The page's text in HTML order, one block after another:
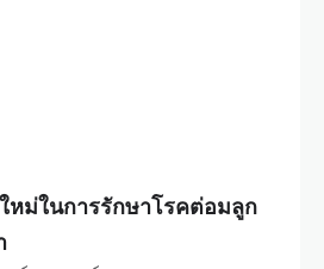
หม่ในการรักษาโรคต่อมลูก